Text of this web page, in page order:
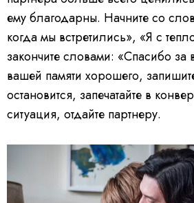
ему благодарны. Начните со
когда мы встретились», «Я с
закончите словами: «Спасибо за
вашей памяти хорошего,
остановится, запечатайте в
ситуация, отдайте партнеру.